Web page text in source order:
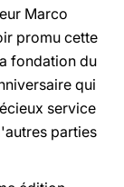
Marco
promu cette
fondation du
qui
service
parties